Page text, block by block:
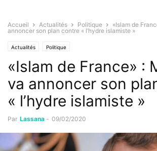
Accueil Actualités Politique
«Islam de
annoncer son plan contre « l’hydre islamiste »
Actualités Politique
«Islam de France» :
va annoncer son
« l’hydre islamiste »
Par Lassana - 09/02/2020